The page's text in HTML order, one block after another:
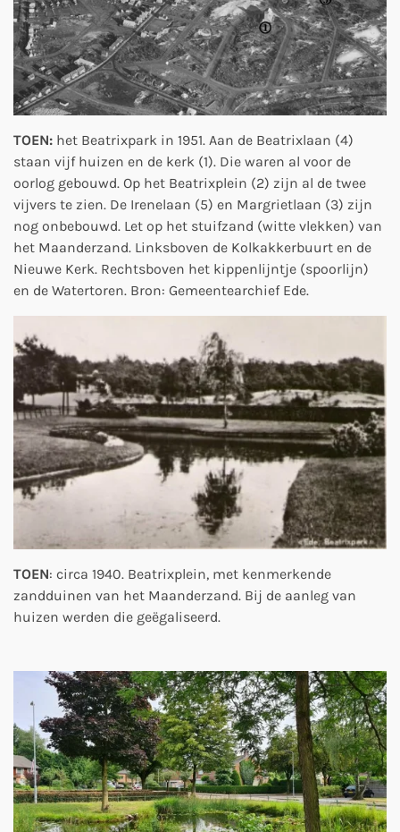
TOEN: het Beatrixpark in 1951. Aan de Beatrixlaan (4)
staan vijf huizen en de kerk (1). Die waren al voor de
oorlog gebouwd. Op het Beatrixplein (2) zijn al de twee
vijvers te zien. De Irenelaan (5) en Margrietlaan (3) zijn
nog onbebouwd. Let op het stuifzand (witte vlekken) van
het Maanderzand. Linksboven de Kolkakkerbuurt en de
Nieuwe Kerk. Rechtsboven het kippenlijntje (spoorlijn)
en de Watertoren. Bron: Gemeentearchief Ede.
TOEN: circa 1940. Beatrixplein, met kenmerkende
zandduinen van het Maanderzand. Bij de aanleg van
huizen werden die geëgaliseerd.